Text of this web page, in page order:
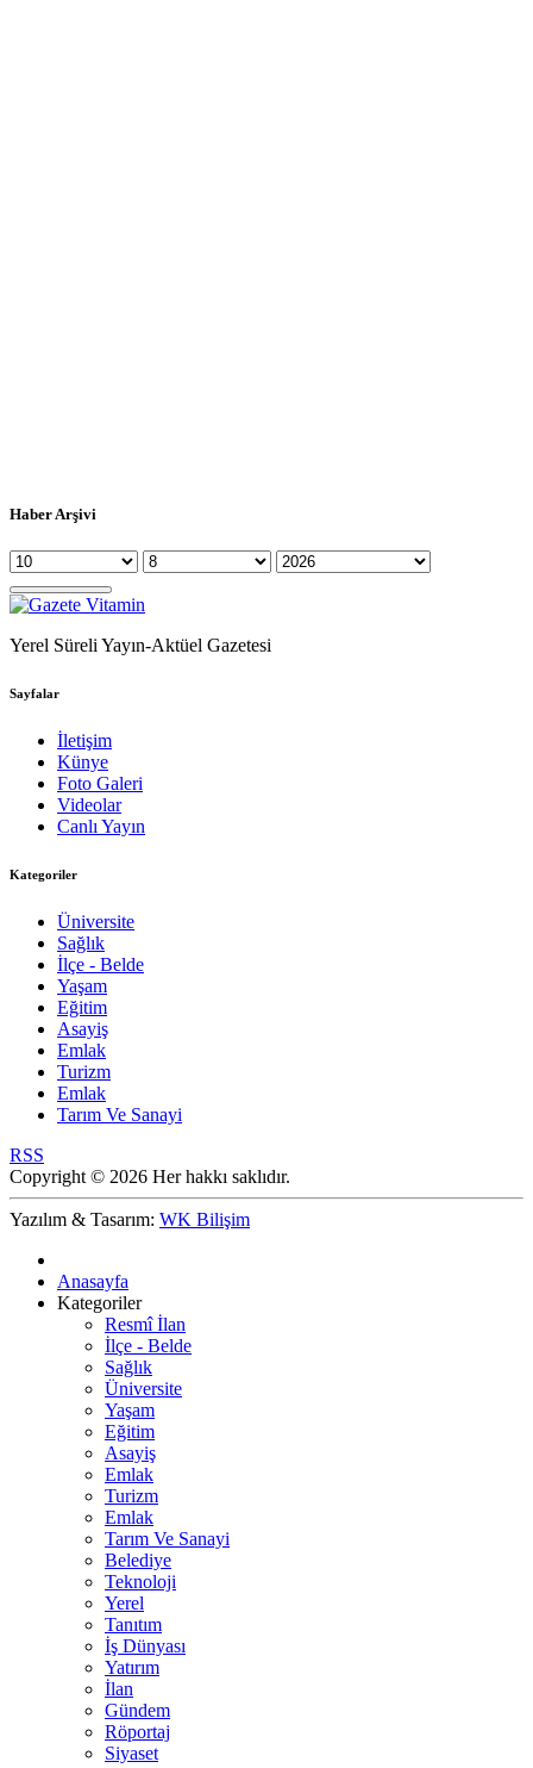
Haber Arşivi
Yerel Süreli Yayın-Aktüel Gazetesi
Sayfalar
İletişim
Künye
Foto Galeri
Videolar
Canlı Yayın
Kategoriler
Üniversite
Sağlık
İlçe - Belde
Yaşam
Eğitim
Asayiş
Emlak
Turizm
Emlak
Tarım Ve Sanayi
RSS
Copyright © 2026 Her hakkı saklıdır.
Yazılım & Tasarım: WK Bilişim
Anasayfa
Kategoriler
Resmî İlan
İlçe - Belde
Sağlık
Üniversite
Yaşam
Eğitim
Asayiş
Emlak
Turizm
Emlak
Tarım Ve Sanayi
Belediye
Teknoloji
Yerel
Tanıtım
İş Dünyası
Yatırım
İlan
Gündem
Röportaj
Siyaset